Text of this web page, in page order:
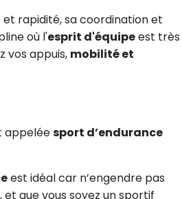
et rapidité, sa coordination et
où l'esprit d'équipeest très
vos appuis, mobilité et
appeléesport d’endurance
est idéal car n’engendre pas
que vous soyez un sportif